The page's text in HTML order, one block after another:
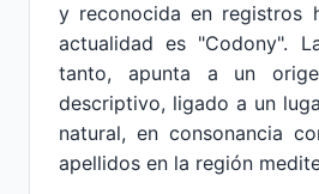
y reconocida en registros
actualidad es "Codony".
tanto, apunta a un
descriptivo, ligado a un
natural, en consonancia
apellidos en la región